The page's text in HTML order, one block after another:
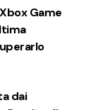
Game
dai